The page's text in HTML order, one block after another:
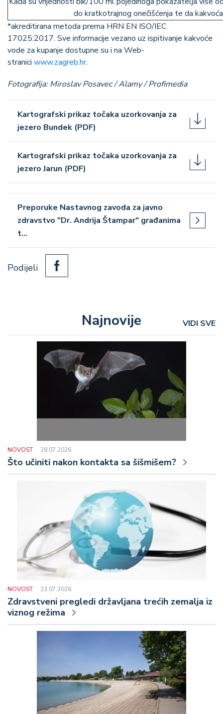
do kratkotrajnog onečišćenja te da
*akreditirana metoda prema HRN EN ISO/IEC
17025:2017. Sve informacije vezano uz ispitivanje kakvoće
vode za kupanje dostupne su i na Web-
stranici www.zagreb.hr.
Fotografija: Miroslav Posavec / Alamy / Profimedia
Kartografski prikaz točaka uzorkovanja za
jezero Bundek (PDF)
Kartografski prikaz točaka uzorkovanja za
jezero Jarun (PDF)
Preporuke Nastavnog zavoda za javno
zdravstvo "Dr. Andrija Štampar" građanima
t…
Podijeli
Najnovije VIDI SVE
NOVOST 28.07.2026.
Što učiniti nakon kontakta sa šišmišem?
NOVOST 23.07.2026.
Zdravstveni pregledi državljana trećih zemalja iz
viznog režima